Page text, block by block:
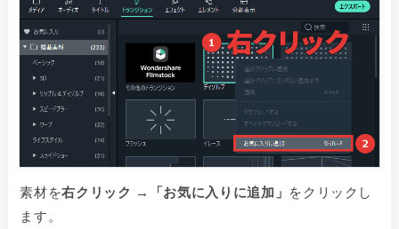
素材を右クリック → 「お気に入りに追加」 をクリックし
ます。